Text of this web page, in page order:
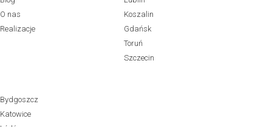
O nas
Realizacje
Koszalin
Gdańsk
Toruń
Szczecin
Bydgoszcz
Katowice